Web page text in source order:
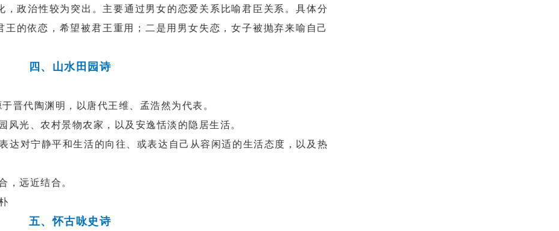
治性较为突出。主要通过男女的恋爱关系比喻君臣关系。具体分
的依恋，希望被君王重用；二是用男女失恋，女子被抛弃来喻自己
四、山水田园诗
代陶渊明，以唐代王维、孟浩然为代表。
光、农村景物农家，以及安逸恬淡的隐居生活。
对宁静平和生活的向往、或表达自己从容闲适的生活态度，以及热
远近结合。
五、怀古咏史诗